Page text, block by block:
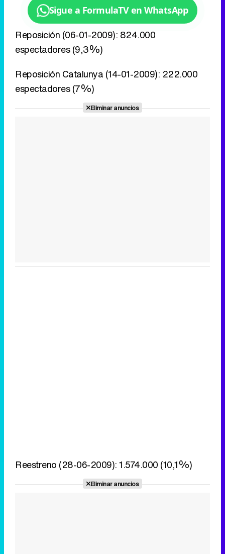
Sigue a FormulaTV en WhatsApp
Reposición (06-01-2009): 824.000
espectadores (9,3%)
Reposición Catalunya (14-01-2009): 222.000
espectadores (7%)
Eliminar anuncios
Reestreno (28-06-2009): 1.574.000 (10,1%)
Eliminar anuncios